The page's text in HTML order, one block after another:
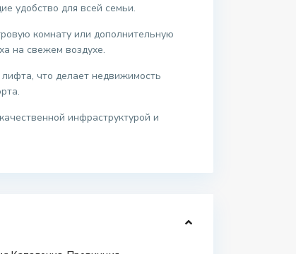
удобство для всей семьи.
комнату или дополнительную
на свежем воздухе.
что делает недвижимость
инфраструктурой и